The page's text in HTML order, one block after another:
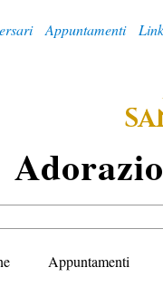
Appuntamenti
S
A
Appuntamenti